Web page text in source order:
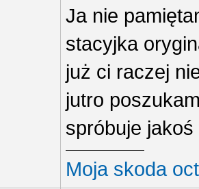
Ja nie
stacyjka
już ci raczej
jutro
spróbuje jakoś
Moja skoda